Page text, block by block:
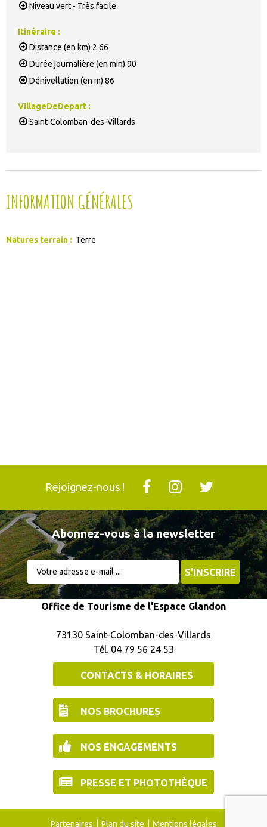
Niveau vert - Très facile
Itinéraire :
Distance (en km) 2.66
Durée journalière (en min) 90
Dénivellation (en m) 86
VillageDeDepart :
Saint-Colomban-des-Villards
INFORMATION GÉNÉRALES
Natures terrain : Terre
Rejoignez-nous !
Abonnez-vous à la newsletter
Office de Tourisme de l'Espace Glandon
73130 Saint-Colomban-des-Villards
Tél. 04 79 56 24 53
CONTACTS & HORAIRES
NOS BROCHURES
NOS ENGAGEMENTS
PRESSE ET PHOTOTHÈQUE
Partenaires Plan du site Mentions légales